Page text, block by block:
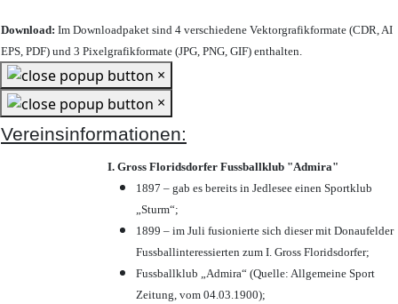
Download: Im Downloadpaket sind 4 verschiedene Vektorgrafikformate (CDR, AI
EPS, PDF) und 3 Pixelgrafikformate (JPG, PNG, GIF) enthalten.
×
×
Vereinsinformationen:
I. Gross Floridsdorfer Fussballklub "Admira"
1897 – gab es bereits in Jedlesee einen Sportklub
„Sturm“;
1899 – im Juli fusionierte sich dieser mit Donaufelder
Fussballinteressierten zum I. Gross Floridsdorfer;
Fussballklub „Admira“ (Quelle: Allgemeine Sport
Zeitung, vom 04.03.1900);